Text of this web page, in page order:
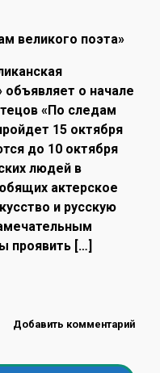
о начале
«По следам
15 октября
до 10 октября
людей в
актерское
и русскую
проявить […]
Добавить комментарий